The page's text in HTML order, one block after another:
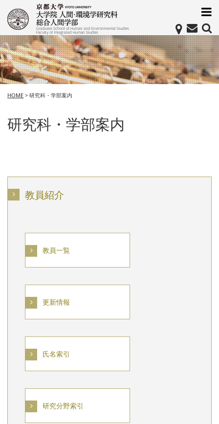
HOME > 研究科・学部案内
研究科・学部案内
教員紹介
教員一覧
更新情報
氏名索引
研究分野索引